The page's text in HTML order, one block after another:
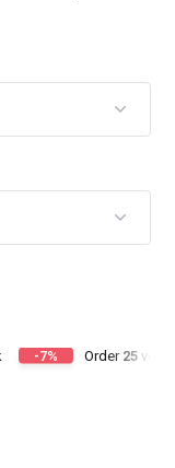
-7% Order 25 voor